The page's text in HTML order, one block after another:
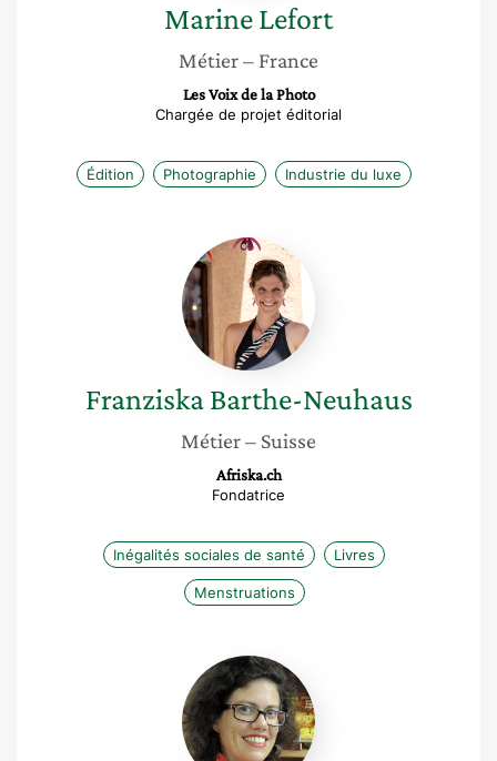
MarineLefort
Métier– France
Les Voix de la Photo
Chargée de projet éditorial
Édition Photographie Industrie du luxe
Franziska
Barthe-
Neuhaus
Franziska Barthe-Neuhaus
Métier– Suisse
Afriska.ch
Fondatrice
Inégalités sociales de santé Livres
Menstruations
Mathilde
Reumaux